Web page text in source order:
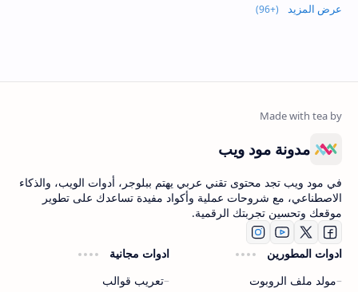
عرض المزيد
مدونة مود ويب
في مود ويب تجد محتوى تقني عربي يهتم ببلوجر، أدوات الويب، والذكاء
الاصطناعي، مع شروحات عملية وأكواد مفيدة تساعدك على تطوير
موقعك وتحسين تجربتك الرقمية.
ادوات المطورين
مولد ملف الروبوت
ادوات مجانية
تعريب قوالب